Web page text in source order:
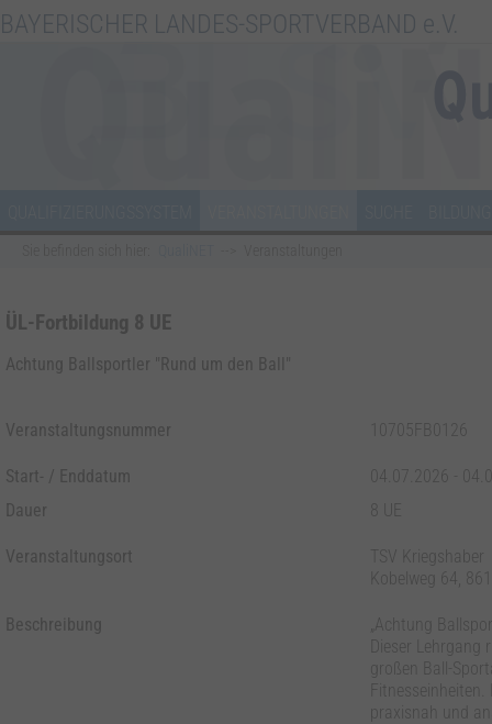
BAYERISCHER LANDES-SPORTVERBAND e.V.
ÜL-Fortbildung 8 UE
Achtung Ballsportler "Rund um den Ball"
Veranstaltungsnummer 10705FB0126
Start- / Enddatum
04.07.2026 -
Dauer
8 UE
Veranstaltungsort
TSV Kriegshaber
Kobelweg 64,
Beschreibung
„Achtung
Dieser Lehrgang
großen Ball-
praxisnah und